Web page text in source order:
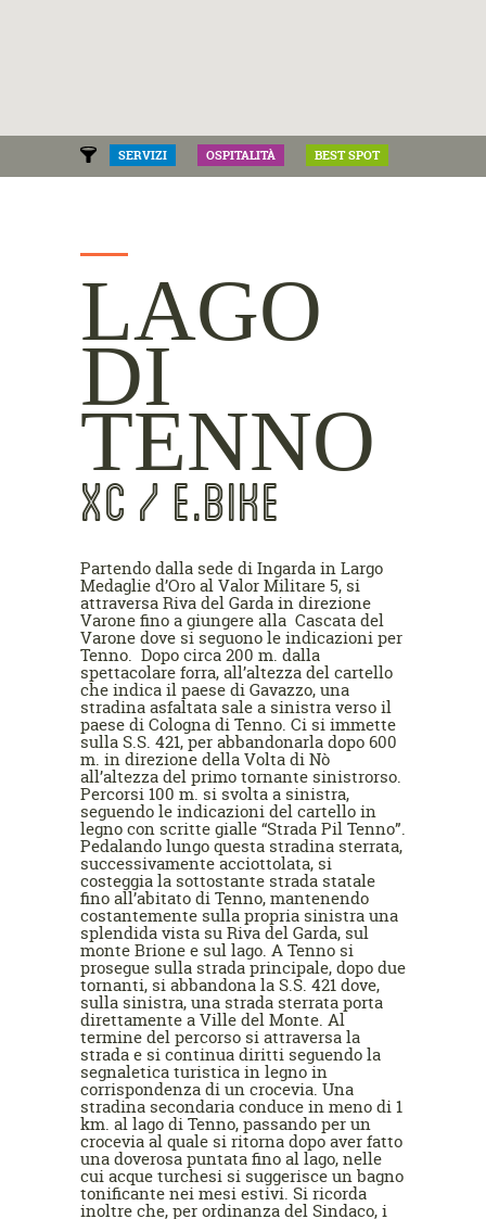
SERVIZI OSPITALITÀ BEST SPOT
LAGO
DI
TENNO
XC / E.BIKE
Partendo dalla sede di Ingarda in Largo
Medaglie d’Oro al Valor Militare 5, si
attraversa Riva del Garda in direzione
Varone fino a giungere alla Cascata del
Varone dove si seguono le indicazioni per
Tenno. Dopo circa 200 m. dalla
spettacolare forra, all’altezza del cartello
che indica il paese di Gavazzo, una
stradina asfaltata sale a sinistra verso il
paese di Cologna di Tenno. Ci si immette
sulla S.S. 421, per abbandonarla dopo 600
m. in direzione della Volta di Nò
all’altezza del primo tornante sinistrorso.
Percorsi 100 m. si svolta a sinistra,
seguendo le indicazioni del cartello in
legno con scritte gialle “Strada Pil Tenno”.
Pedalando lungo questa stradina sterrata,
successivamente acciottolata, si
costeggia la sottostante strada statale
fino all’abitato di Tenno, mantenendo
costantemente sulla propria sinistra una
splendida vista su Riva del Garda, sul
monte Brione e sul lago. A Tenno si
prosegue sulla strada principale, dopo due
tornanti, si abbandona la S.S. 421 dove,
sulla sinistra, una strada sterrata porta
direttamente a Ville del Monte. Al
termine del percorso si attraversa la
strada e si continua diritti seguendo la
segnaletica turistica in legno in
corrispondenza di un crocevia. Una
stradina secondaria conduce in meno di 1
km. al lago di Tenno, passando per un
crocevia al quale si ritorna dopo aver fatto
una doverosa puntata fino al lago, nelle
cui acque turchesi si suggerisce un bagno
tonificante nei mesi estivi. Si ricorda
inoltre che, per ordinanza del Sindaco, i